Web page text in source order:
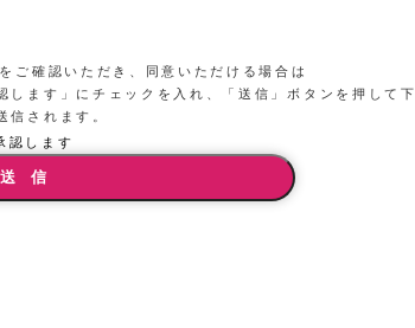
ご確認いただき、同意いただける場合は
します」にチェックを入れ、「送信」ボタンを押して下
信されます。
認します
送 信